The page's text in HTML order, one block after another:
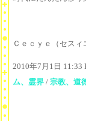
Ｃｅｃｙｅ（セスィ
2010年7月1日 11:33
ム、霊界 / 宗教、道